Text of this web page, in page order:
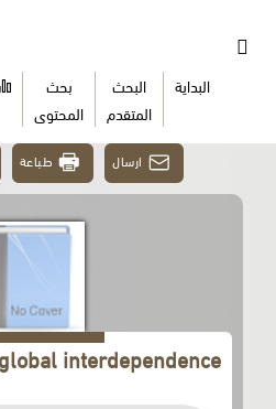
البحث
بحث
المحتوى
ارسال طباعة
global interdependence